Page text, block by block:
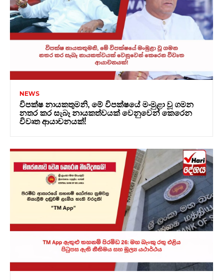
NEWS
විපක්ෂ නායකතුමනි, මේ විපක්ෂයේ මංමුළා වූ ගමන
නතර කර සැබෑ නායකත්වයක් වෙනුවෙන් කෙරෙන
විවෘත ආයාචනයක්!